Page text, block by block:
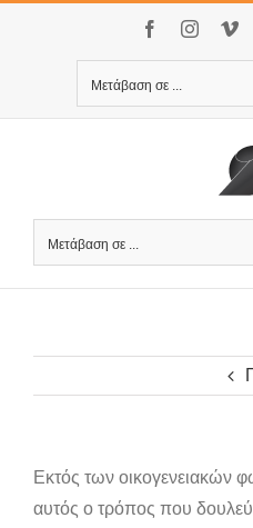
περιεχόμενο
Facebook
Μετάβαση σε ...
Μετάβαση σε ...
Εκτός των οικογενειακών
αυτός ο τρόπος που